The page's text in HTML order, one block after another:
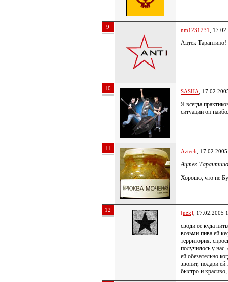
9 nm1231231 ,
Ацтек Тарантино!
10 SASHA ,
Я всегда
ситуации он
11 Aztech ,
Ацтек
Хорошо, что не
12 [uzk] , 17.02.2005
своди ее куда
возьми пива ей
территория.
получилось у
ей обезательно
звонит, подари
быстро и красиво,